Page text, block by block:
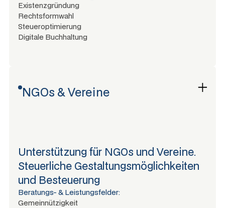
Existenzgründung
Rechtsformwahl
Steueroptimierung
Digitale Buchhaltung
NGOs & Vereine
Unterstützung für NGOs und Vereine.
Steuerliche Gestaltungsmöglichkeiten
und Besteuerung
Beratungs- & Leistungsfelder:
Gemeinnützigkeit